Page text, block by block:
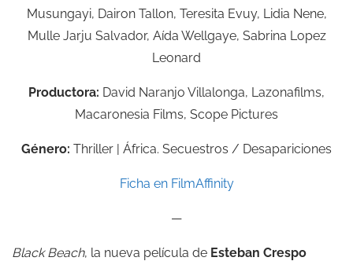
Musungayi, Dairon Tallon, Teresita Evuy, Lidia Nene,
Mulle Jarju Salvador, Aída Wellgaye, Sabrina Lopez
Leonard
Productora: David Naranjo Villalonga, Lazonafilms,
Macaronesia Films, Scope Pictures
Género: Thriller | África. Secuestros / Desapariciones
Ficha en FilmAffinity
—
Black Beach, la nueva película de Esteban Crespo